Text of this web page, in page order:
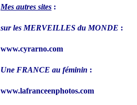
Mes autres sites :
sur les MERVEILLES du MONDE :
www.cyrarno.com
Une FRANCE au féminin :
www.lafranceenphotos.com